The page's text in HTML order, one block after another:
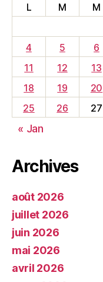
L
M M
4
5 6
11
12 13
18
19 20
25
26 27
« Jan
Archives
août 2026
juillet 2026
juin 2026
mai 2026
avril 2026